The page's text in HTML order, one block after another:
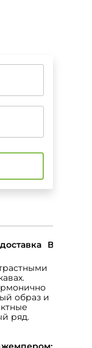
Возврат
образ и
ряд.